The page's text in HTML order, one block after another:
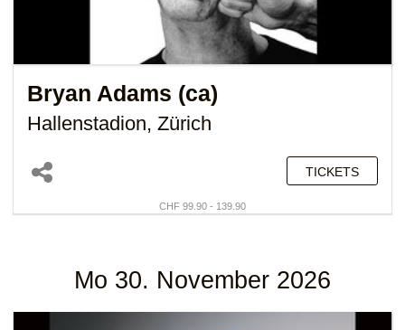
Bryan Adams (ca)
Hallenstadion, Zürich
TICKETS
CHF 99.90 - 139.90
Mo 30. November 2026